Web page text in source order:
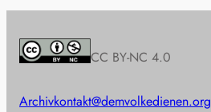
CC BY-NC 4.0
Archivkontakt@demvolkedienen.org